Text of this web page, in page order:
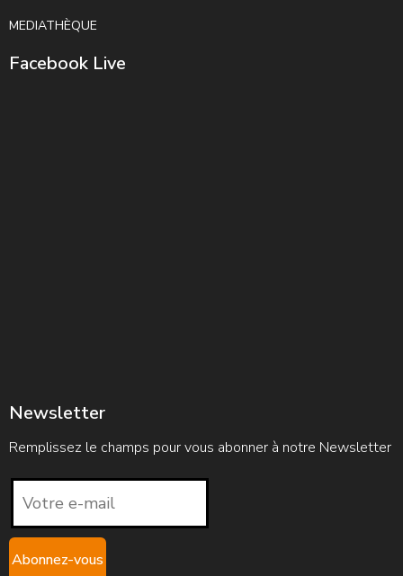
MEDIATHÈQUE
Facebook Live
Newsletter
Remplissez le champs pour vous abonner à notre Newsletter